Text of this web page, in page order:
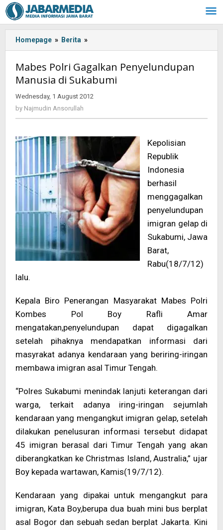
Skip
to
content
Homepage » Berita »
-:IN-
>Mabes
Polri
>
Mabes Polri Gagalkan Penyelundupan
Manusia di Sukabumi
Wednesday, 1 August 2012
by Najmudin Ansorullah
Kepolisian
Republik
Indonesia
berhasil
menggagalkan
penyelundupan
imigran gelap di
Sukabumi, Jawa
Barat,
Rabu(18/7/12)
lalu.
Kepala Biro Penerangan Masyarakat Mabes Polri
Kombes Pol Boy Rafli Amar
mengatakan,penyelundupan dapat digagalkan
setelah pihaknya mendapatkan informasi dari
masyrakat adanya kendaraan yang beriring-iringan
membawa imigran asal Timur Tengah.
“Polres Sukabumi menindak lanjuti keterangan dari
warga, terkait adanya iring-iringan sejumlah
kendaraan yang mengangkut imigran gelap, setelah
dilakukan penelusuran informasi tersebut didapat
45 imigran berasal dari Timur Tengah yang akan
diberangkatkan ke Christmas Island, Australia,” ujar
Boy kepada wartawan, Kamis(19/7/12).
Kendaraan yang dipakai untuk mengangkut para
imigran, Kata Boy,berupa dua buah mini bus berplat
asal Bogor dan sebuah sedan berplat Jakarta. Kini